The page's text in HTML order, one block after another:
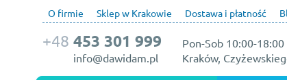
O firmie Sklep w Krakowie Dostawa i płatność
Pon-Sob 10:00-18:00
Kraków,
+48 453 301 999
info@dawidam.pl